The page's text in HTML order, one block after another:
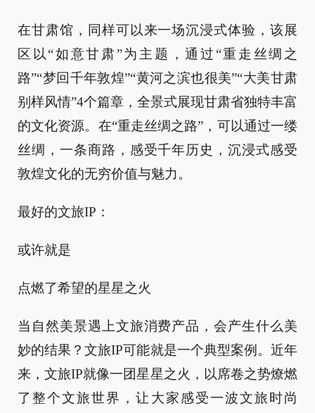
在甘肃馆，同样可以来一场沉浸式体验，该展
区以“如意甘肃”为主题，通过“重走丝绸之
路”“梦回千年敦煌”“黄河之滨也很美”“大美甘肃
别样风情”4个篇章，全景式展现甘肃省独特丰富
的文化资源。在“重走丝绸之路”，可以通过一缕
丝绸，一条商路，感受千年历史，沉浸式感受
敦煌文化的无穷价值与魅力。
最好的文旅IP：
或许就是
点燃了希望的星星之火
当自然美景遇上文旅消费产品，会产生什么美
妙的结果？文旅IP可能就是一个典型案例。近年
来，文旅IP就像一团星星之火，以席卷之势燎燃
了整个文旅世界，让大家感受一波文旅时尚